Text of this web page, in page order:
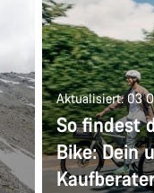
Aktualisiert: 03
So findest
Bike: Dein